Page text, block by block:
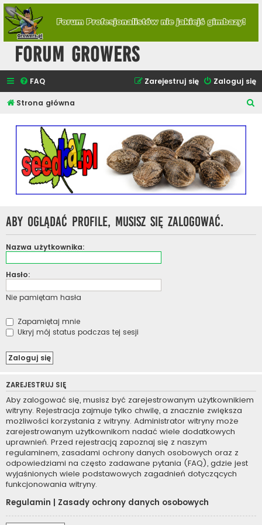
Forum Growers
FAQ Zaloguj się
Zarejestruj się
Strona główna
Aby oglądać profile, musisz się zalogować.
Nazwa użytkownika:
Hasło:
Nie pamiętam hasła
Zapamiętaj mnie
Ukryj mój status podczas tej sesji
ZAREJESTRUJ SIĘ
Aby zalogować się, musisz być zarejestrowanym użytkownikiem
witryny. Rejestracja zajmuje tylko chwilę, a znacznie zwiększa
możliwości korzystania z witryny. Administrator witryny może
zarejestrowanym użytkownikom nadać wiele dodatkowych
uprawnień. Przed rejestracją zapoznaj się z naszym
regulaminem, zasadami ochrony danych osobowych oraz z
odpowiedziami na często zadawane pytania (FAQ), gdzie jest
wyjaśnionych wiele podstawowych zagadnień dotyczących
funkcjonowania witryny.
Regulamin | Zasady ochrony danych osobowych